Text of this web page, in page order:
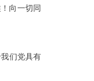
向一切同
们党具有